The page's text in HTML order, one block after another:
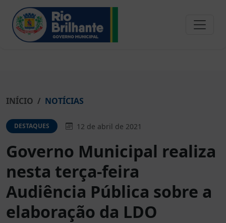
INÍCIO NOTÍCIAS
DESTAQUES 12 de abril de 2021
Governo Municipal realiza
nesta terça-feira
Audiência Pública sobre a
elaboração da LDO